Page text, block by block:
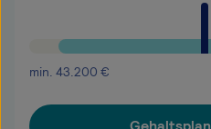
min. 43.200 €